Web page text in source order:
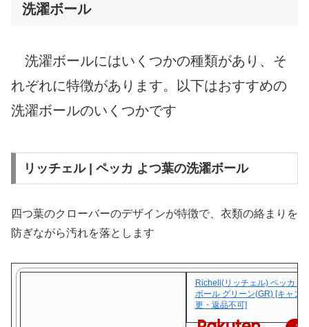
洗濯ボール
洗濯ボールにはいくつかの種類があり、そ
れぞれに特徴があります。以下はおすすめの
洗濯ボールのいくつかです
リッチェル | ペッカ よつ葉の洗濯ボール
四つ葉のクローバーのデザインが特徴で、衣類の絡まりを
防ぎながら汚れを落とします
Richell(リッチェル) ペッカ よ
ボール グリーン(GR) [キャン
更・返品不可]